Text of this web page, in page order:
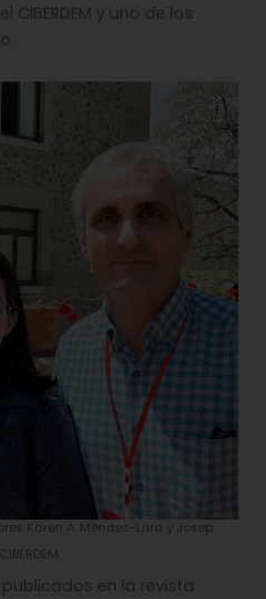
CIBERDEM y uno de los
Karen A. Méndez-Lara y Josep
en la revista